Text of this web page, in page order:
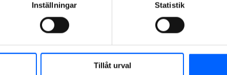
Inställningar Statistik
Tillåt urval
För att
kunna